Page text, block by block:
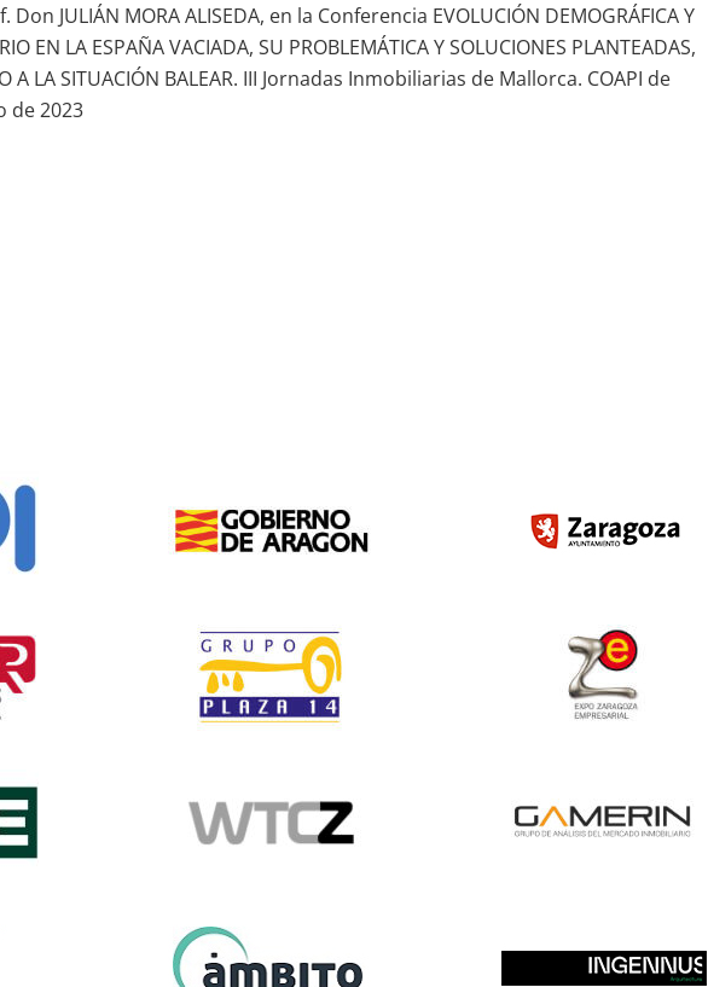
JULIÁN MORA ALISEDA, en la Conferencia EVOLUCIÓN DEMOGRÁFICA Y
EN LA ESPAÑA VACIADA, SU PROBLEMÁTICA Y SOLUCIONES PLANTEADAS,
A LA SITUACIÓN BALEAR. III Jornadas Inmobiliarias de Mallorca. COAPI de
de 2023